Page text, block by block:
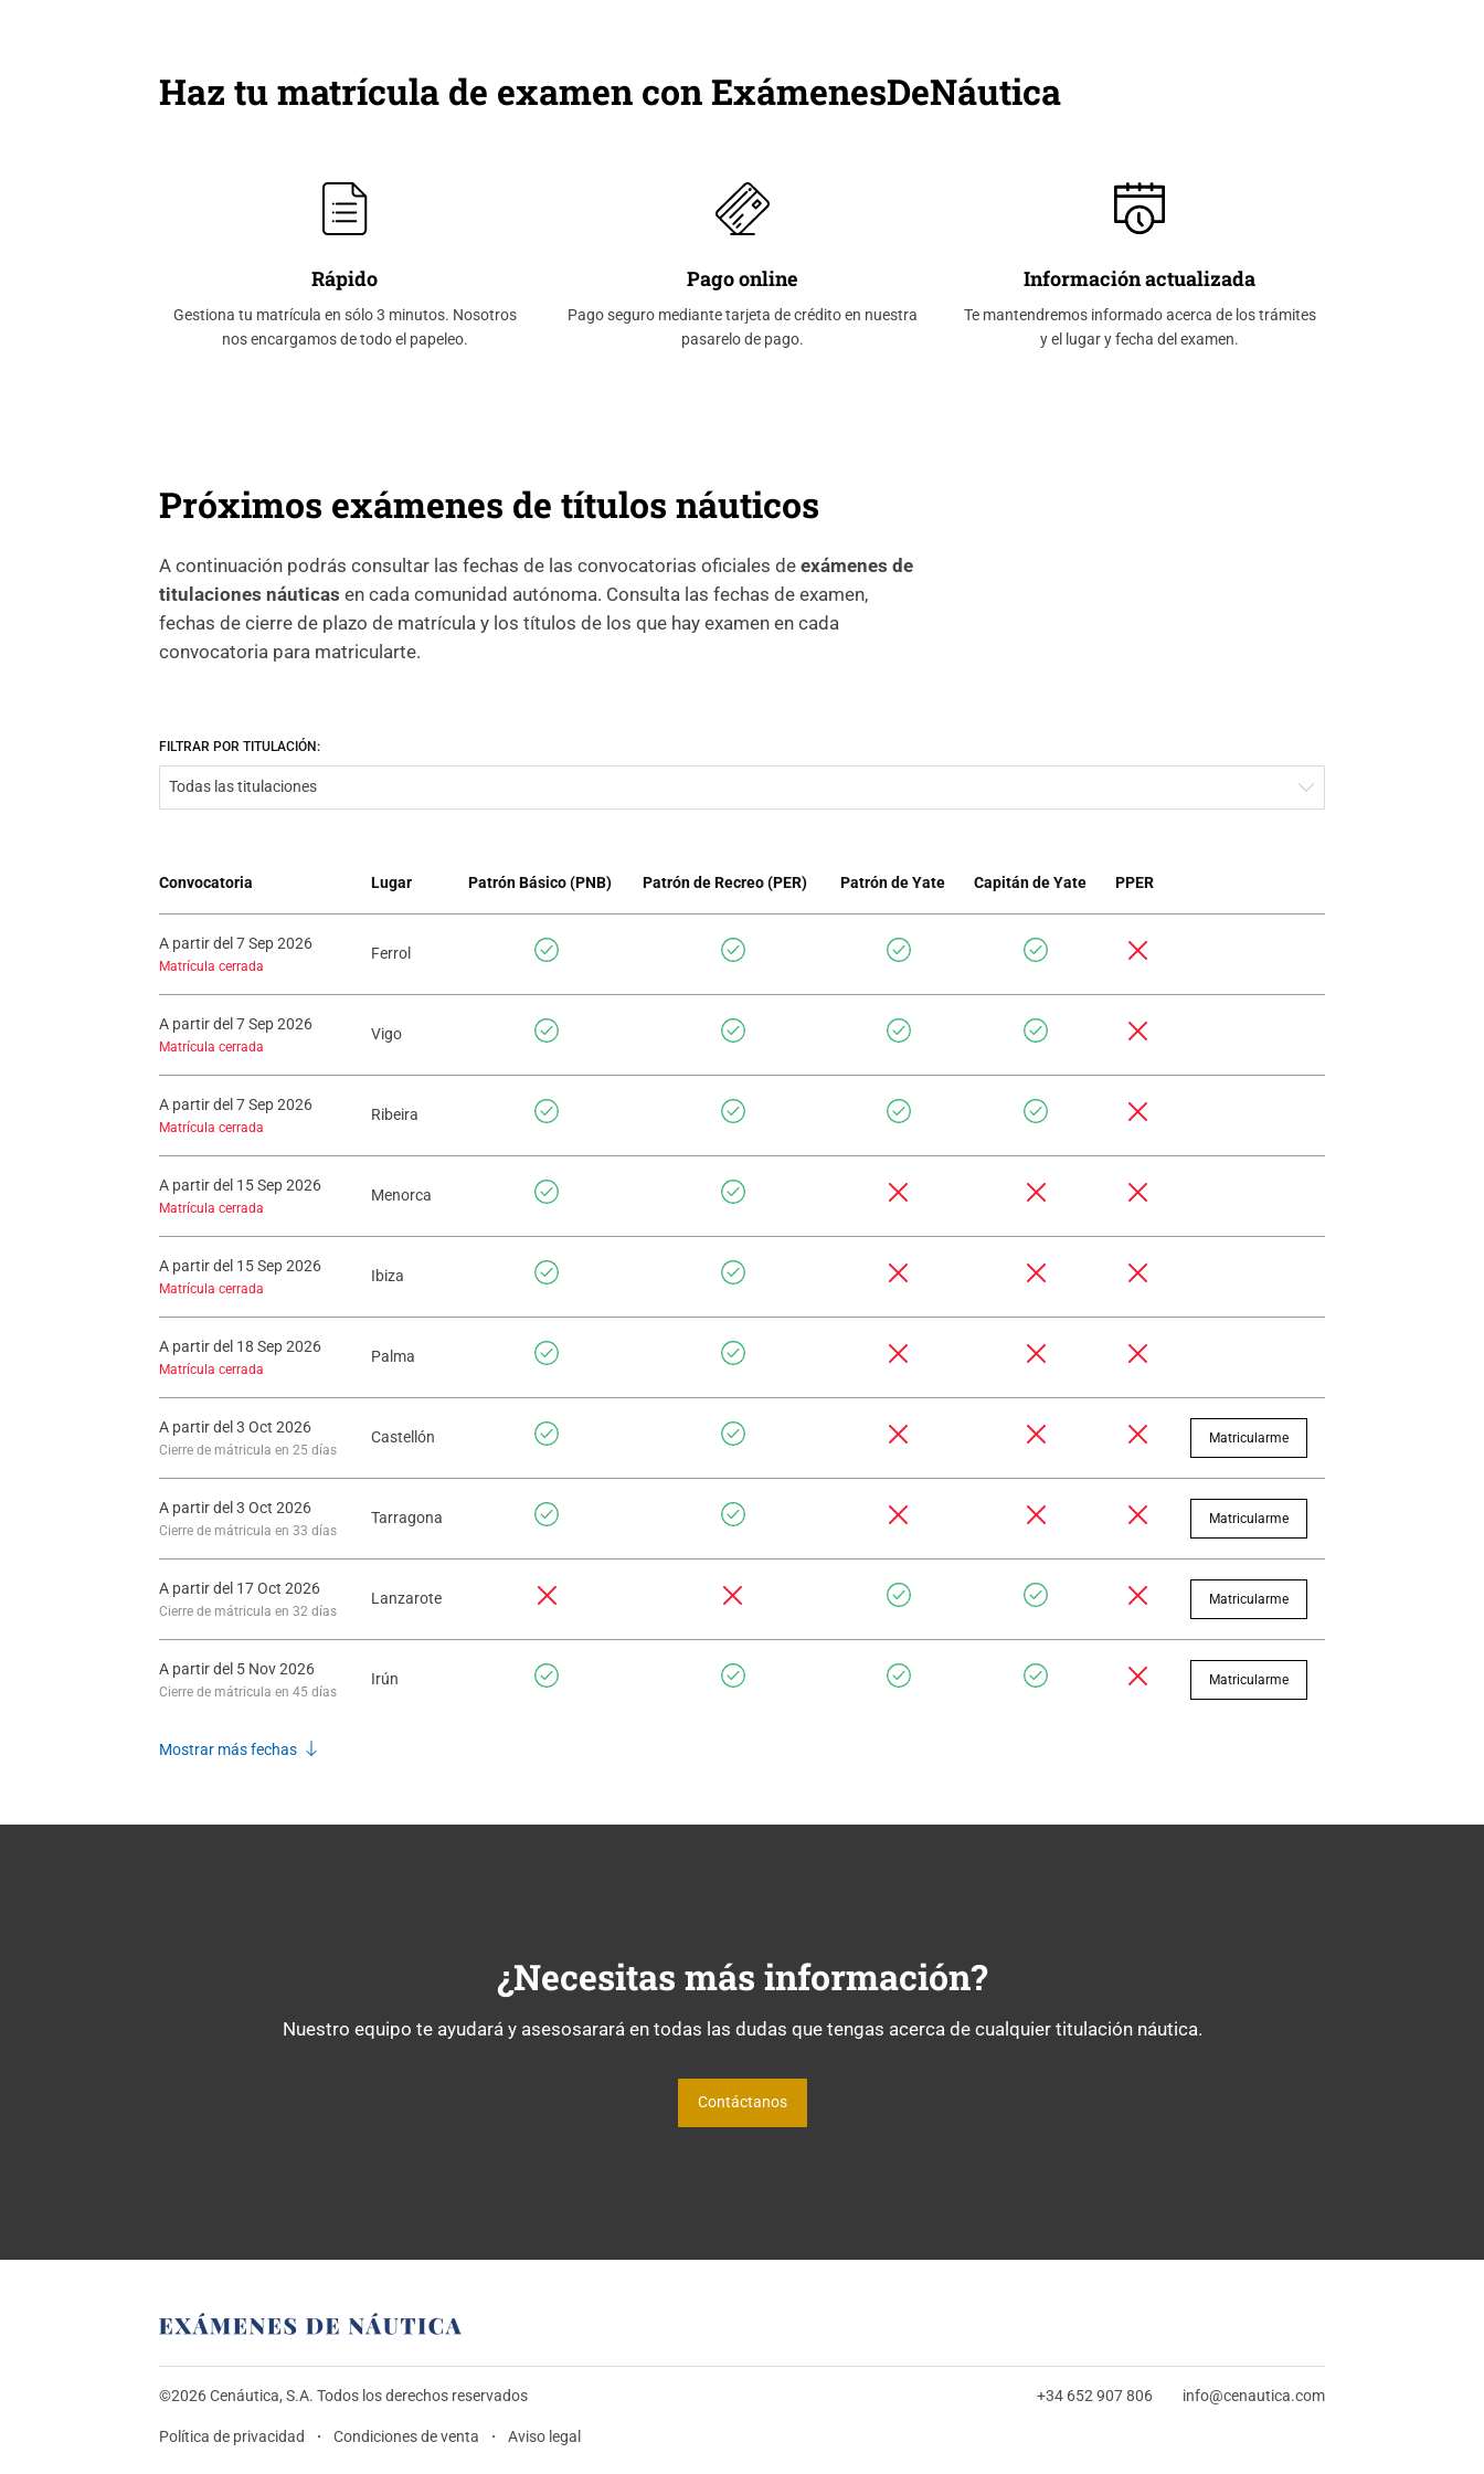
Haz tu matrícula de examen con ExámenesDeNáutica
Rápido
Gestiona tu matrícula en sólo 3 minutos. Nosotros
nos encargamos de todo el papeleo.
Pago online
Pago seguro mediante tarjeta de crédito en nuestra
pasarelo de pago.
Información actualizada
Te mantendremos informado acerca de los trámites
y el lugar y fecha del examen.
Próximos exámenes de títulos náuticos
A continuación podrás consultar las fechas de las convocatorias oficiales de exámenes de
titulaciones náuticas en cada comunidad autónoma. Consulta las fechas de examen,
fechas de cierre de plazo de matrícula y los títulos de los que hay examen en cada
convocatoria para matricularte.
FILTRAR POR TITULACIÓN:
Todas las titulaciones
Convocatoria Lugar Patrón Básico (PNB) Patrón de Recreo (PER) Patrón de Yate Capitán de Yate PPER
A partir del 7 Sep 2026
Matrícula cerrada
Ferrol
A partir del 7 Sep 2026
Matrícula cerrada
Vigo
A partir del 7 Sep 2026
Matrícula cerrada
Ribeira
A partir del 15 Sep 2026
Matrícula cerrada
Menorca
A partir del 15 Sep 2026
Matrícula cerrada
Ibiza
A partir del 18 Sep 2026
Matrícula cerrada
Palma
A partir del 3 Oct 2026
Cierre de mátricula en 25 días
Castellón Matricularme
A partir del 3 Oct 2026
Cierre de mátricula en 33 días
Tarragona Matricularme
A partir del 17 Oct 2026
Cierre de mátricula en 32 días
Lanzarote Matricularme
A partir del 5 Nov 2026
Cierre de mátricula en 45 días
Irún Matricularme
Mostrar más fechas
¿Necesitas más información?
Nuestro equipo te ayudará y asesosarará en todas las dudas que tengas acerca de cualquier titulación náutica.
Contáctanos
©2026 Cenáutica, S.A. Todos los derechos reservados
Política de privacidad Condiciones de venta Aviso legal
+34 652 907 806 info@cenautica.com